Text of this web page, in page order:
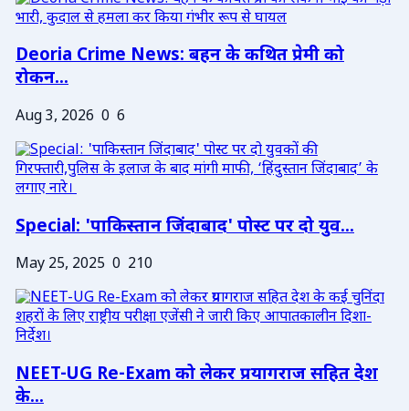
Deoria Crime News: बहन के कथित प्रेमी को
रोकन...
Aug 3, 2026 0 6
Special: 'पाकिस्तान जिंदाबाद' पोस्ट पर दो युव...
May 25, 2025 0 210
NEET-UG Re-Exam को लेकर प्रयागराज सहित देश
के...